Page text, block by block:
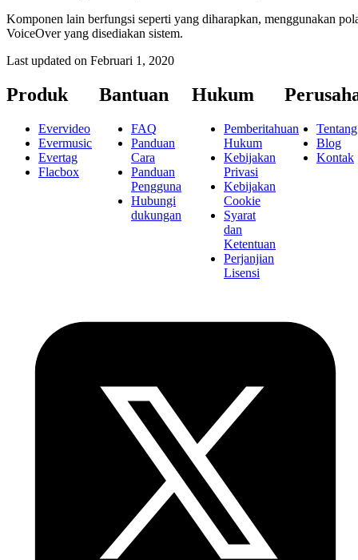
Komponen lain berfungsi seperti yang diharapkan, menggunakan
VoiceOver yang disediakan sistem.
Last updated on Februari 1, 2020
Produk
Evervideo
Evermusic
Evertag
Flacbox
Bantuan
FAQ
Panduan
Cara
Panduan
Pengguna
Hubungi
dukungan
Hukum
Pemberitahuan
Hukum
Kebijakan
Privasi
Kebijakan
Cookie
Syarat
dan
Ketentuan
Perjanjian
Lisensi
Tentang
Blog
Kontak